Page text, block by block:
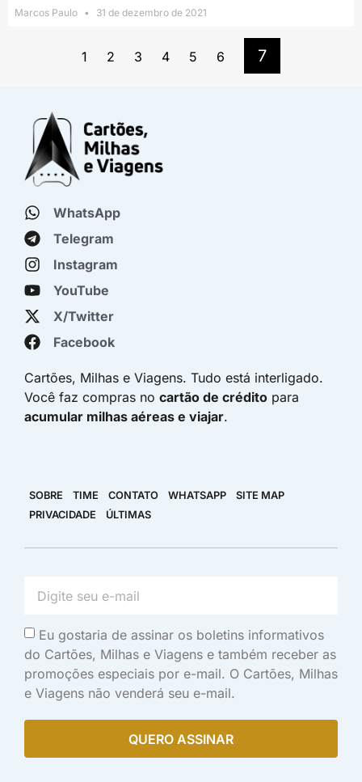
Marcos Paulo 31 de dezembro de 2021
1 2 3 4 5 6 7
WhatsApp
Telegram
Instagram
YouTube
X/Twitter
Facebook
Cartões, Milhas e Viagens. Tudo está interligado.
Você faz compras no cartão de crédito para
acumular milhas aéreas e viajar.
SOBRE TIME CONTATO WHATSAPP
SITE MAP
PRIVACIDADE
ÚLTIMAS
Eu gostaria de assinar os boletins informativos
do Cartões, Milhas e Viagens e também receber as
promoções especiais por e-mail. O Cartões, Milhas
e Viagens não venderá seu e-mail.
QUERO ASSINAR